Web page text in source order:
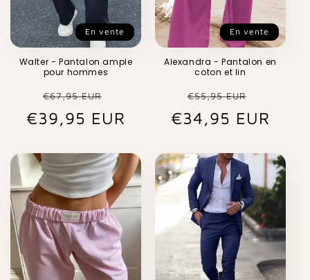
En vente
Walter - Pantalon ample
pour hommes
Prix
habituel
€67,95 EUR
promotionnel
€39,95 EUR
En vente
Alexandra - Pantalon en
coton et lin
Prix
habituel
€55,95 EUR
€34,95 EUR